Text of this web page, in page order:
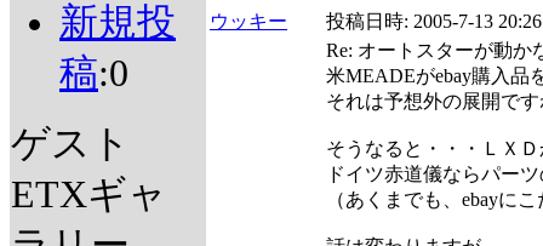
新規投
稿:0
ゲスト
ETXギャ
ウッキー
投稿日時: 2005-7-13 20:26
Re: オートスターが動か
米MEADEがebay購入品
それは予想外の展開で
そうなると・・・ＬＸ
ドイツ赤道儀ならパー
（あくまでも、ebayに